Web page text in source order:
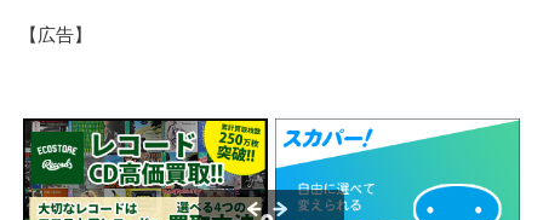
【広告】